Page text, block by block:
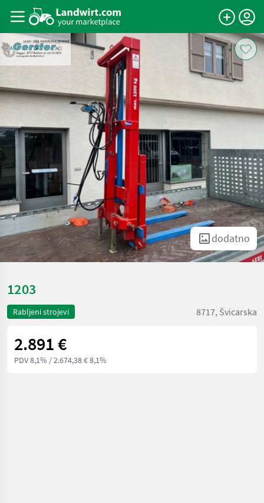
dodatno
1203
Rabljeni strojevi 8717, Švicarska
2.891 €
PDV 8,1% / 2.674,38 € 8,1%